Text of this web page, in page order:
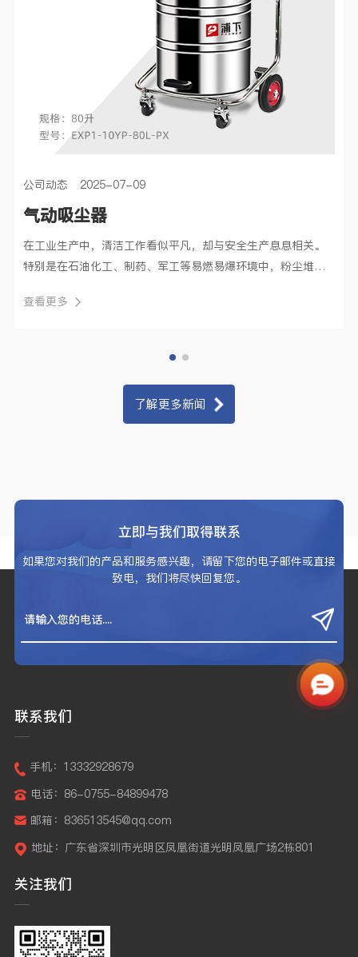
公司动态 2025-07-09
气动吸尘器
在工业生产中，清洁工作看似平凡，却与安全生产息息相关。
特别是在石油化工、制药、军工等易燃易爆环境中，粉尘堆积
查看更多
了解更多新闻
立即与我们取得联系
如果您对我们的产品和服务感兴趣，请留下您的电子邮件或直接
致电，我们将尽快回复您。
联系我们
手机：13332928679
电话：86-0755-84899478
邮箱：836513545@qq.com
地址：广东省深圳市光明区凤凰街道光明凤凰广场2栋801
关注我们